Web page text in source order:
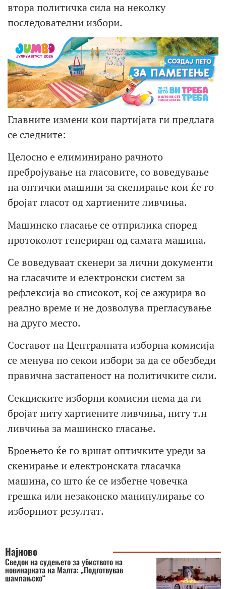
втора политичка сила на неколку
последователни избори.
Главните измени кои партијата ги предлага
се следните:
Целосно е елиминирано рачното
пребројување на гласовите, со воведување
на оптички машини за скенирање кои ќе го
бројат гласот од хартиените ливчиња.
Машинско гласање се отприлика според
протоколот генериран од самата машина.
Се воведуваат скенери за лични документи
на гласачите и електронски систем за
рефлексија во списокот, кој се ажурира во
реално време и не дозволува прегласување
на друго место.
Составот на Централната изборна комисија
се менува по секои избори за да се обезбеди
правична застапеност на политичките сили.
Секциските изборни комисии нема да ги
бројат ниту хартиените ливчиња, ниту т.н
ливчиња за машинско гласање.
Броењето ќе го вршат оптичките уреди за
скенирање и електронската гласачка
машина, со што ќе се избегне човечка
грешка или незаконско манипулирање со
изборниот резултат.
Најново
Сведок на судењето за убиството на
новинарката на Малта: „Подготвував
шампањско“